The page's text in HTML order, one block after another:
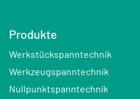
Produkte
Werkstückspanntechnik
Werkzeugspanntechnik
Nullpunktspanntechnik